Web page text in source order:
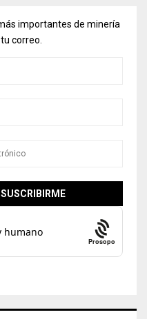
importantes de minería
correo.
Prosopo